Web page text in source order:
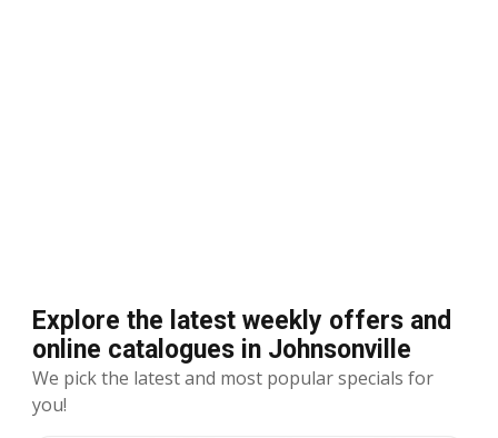
Explore the latest weekly offers and
online catalogues in Johnsonville
We pick the latest and most popular specials for
you!